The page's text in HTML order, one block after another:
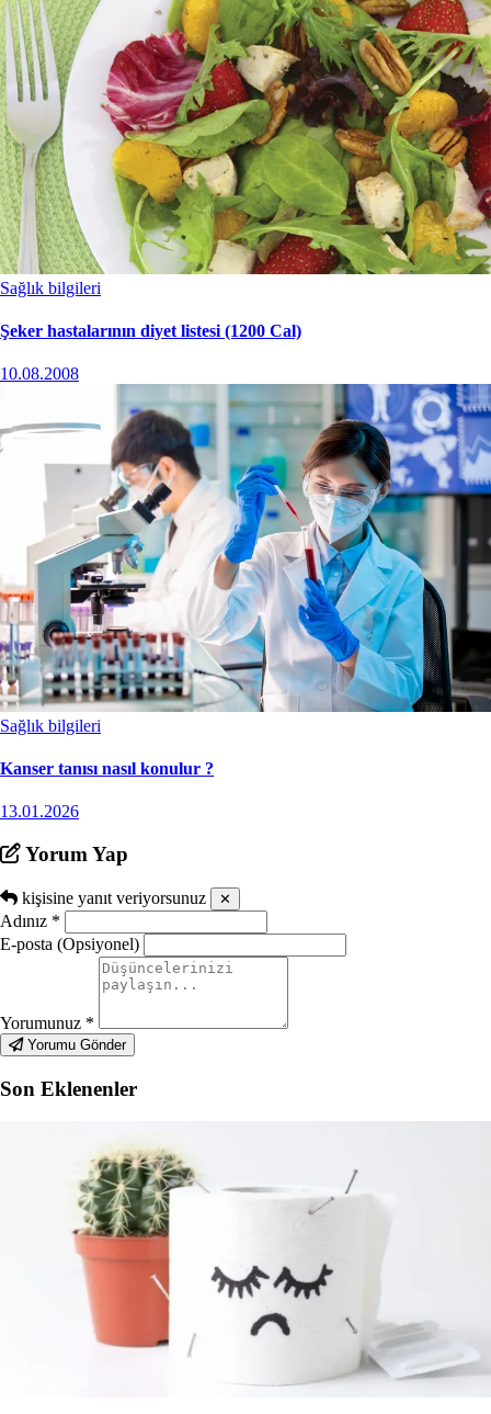
Sağlık bilgileri
Şeker hastalarının diyet listesi (1200 Cal)
10.08.2008
Sağlık bilgileri
Kanser tanısı nasıl konulur ?
13.01.2026
Yorum Yap
kişisine yanıt veriyorsunuz ✕
Adınız *
E-posta (Opsiyonel)
Yorumunuz *
Yorumu Gönder
Son Eklenenler